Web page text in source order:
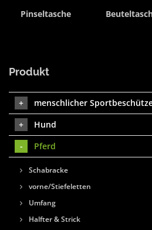
Pinseltasche
Produkt
menschlicher
Hund
Pferd
Schabracke
vorne/Stiefeletten
Umfang
Halfter & Strick